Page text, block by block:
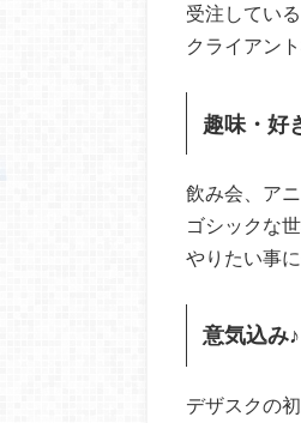
受注してい
クライアン
趣味・好
飲み会、ア
ゴシックな
やりたい事
意気込み♪
デザスクの